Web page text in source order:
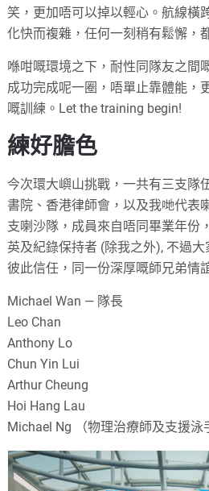
笑，更加唔可以掉以輕心。航線橫
化快而複雜，任何一刻稍有鬆懈，
喺咁嘅環境之下，耐性同隊友之間
成功完成呢一圈，唔單止靠體能，
嘅訓練。Let the training begin!
練好膽色
今次環大嶼山挑戰，一共有三支隊
書院、香港律師會，以及我哋代表
支喇沙隊，成員來自唔同畢業年份
英及紀錄保持者 (除我之外), 不過大
彼此信任，同一份深厚嘅師兄弟情
Michael Wan — 隊長
Leo Chan
Anthony Lo
Chun Yin Lui
Arthur Cheung
Hoi Hang Lau
Michael Ng （物理治療師及支援泳